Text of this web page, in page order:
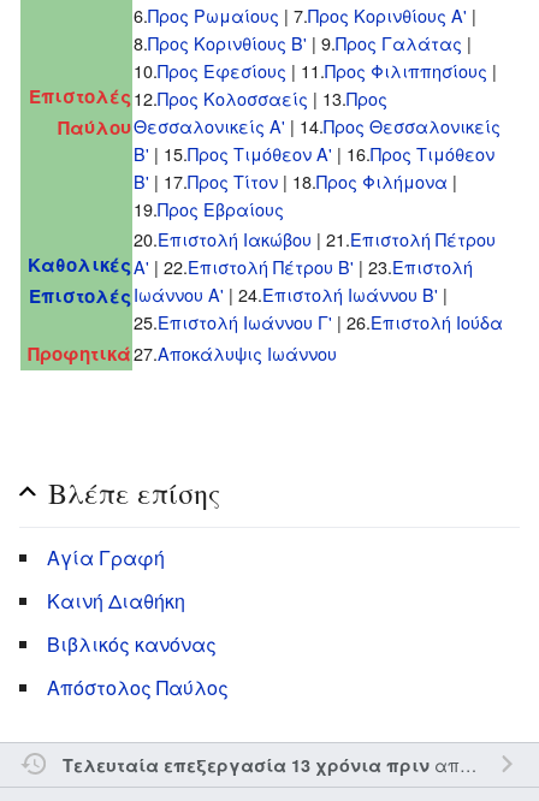
Επιστολές
Παύλου
6.Προς Ρωμαίους | 7.Προς Κορινθίους Α' |
8.Προς Κορινθίους Β' | 9.Προς Γαλάτας |
10.Προς Εφεσίους | 11.Προς Φιλιππησίους |
12.Προς Κολοσσαείς | 13.Προς
Θεσσαλονικείς Α' | 14.Προς Θεσσαλονικείς
Β' | 15.Προς Τιμόθεον Α' | 16.Προς Τιμόθεον
Β' | 17.Προς Τίτον | 18.Προς Φιλήμονα |
19.Προς Εβραίους
Καθολικές
Επιστολές
20.Επιστολή Ιακώβου | 21.Επιστολή Πέτρου
Α' | 22.Επιστολή Πέτρου Β' | 23.Eπιστολή
Ιωάννου Α' | 24.Eπιστολή Ιωάννου Β' |
25.Eπιστολή Ιωάννου Γ' | 26.Επιστολή Ιούδα
Προφητικά27.Αποκάλυψις Ιωάννου
Βλέπε επίσης
Αγία Γραφή
Καινή Διαθήκη
Βιβλικός κανόνας
Απόστολος Παύλος
Τελευταία επεξεργασία 13 χρόνια πριναπό τον την